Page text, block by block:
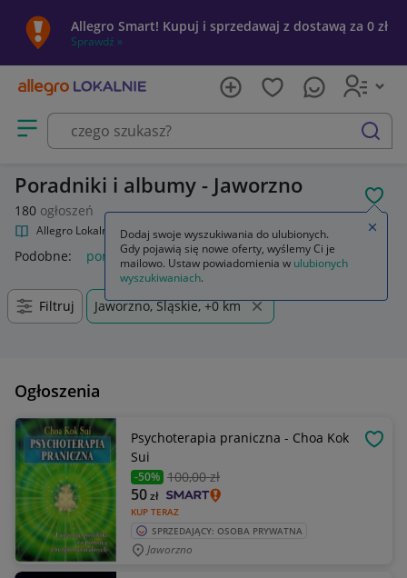
Allegro Smart! Kupuj i sprzedawaj z dostawą za 0 zł
Sprawdź »
Otwórz menu z kategoriami
szukaj
Poradniki i albumy - Jaworzno
180 ogłoszeń
Allegro Lokalnie Kultura i rozrywka Książki Poradniki i albumy
Podobne: poradniki i albumy
Filtruj Jaworzno, Śląskie, +0 km
Ogłoszenia
Psychoterapia praniczna - Choa Kok
Sui
-50% 100,00 zł
KUP TERAZ
50zł
SPRZEDAJĄCY: OSOBA PRYWATNA
Jaworzno
Dodaj swoje wyszukiwania do ulubionych.
Gdy pojawią się nowe oferty, wyślemy Ci je
mailowo. Ustaw powiadomienia w ulubionych
wyszukiwaniach.